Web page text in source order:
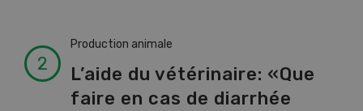
Production animale
L’aide du vétérinaire: «Que
faire en cas de diarrhée